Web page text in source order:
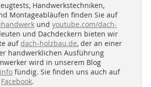
Handwerkstechniken,
Montageabläufen finden Sie auf
und youtube.com/dach-
und Dachdeckern bieten wir
auf dach-holzbau.de, der an einer
handwerklichen Ausführung
wird in unserem Blog
fündig. Sie finden uns auch auf
Facebook.